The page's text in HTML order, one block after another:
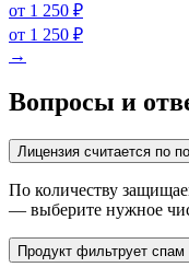
от 1 250 ₽
от 1 250 ₽
→
Вопросы и
Лицензия считается по
По количеству
— выберите нужное
Продукт фильтрует